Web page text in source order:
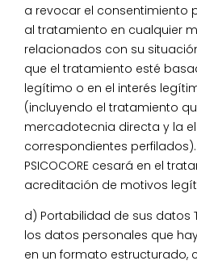
a revocar el consentimiento
al tratamiento en cualquier
relacionados con su
que el tratamiento esté
legítimo o en el interés
(incluyendo el tratamiento
mercadotecnia directa y la
correspondientes
PSICOCORE cesará en el
acreditación de motivos
d) Portabilidad de sus datos
los datos personales que
en un formato estructurado,